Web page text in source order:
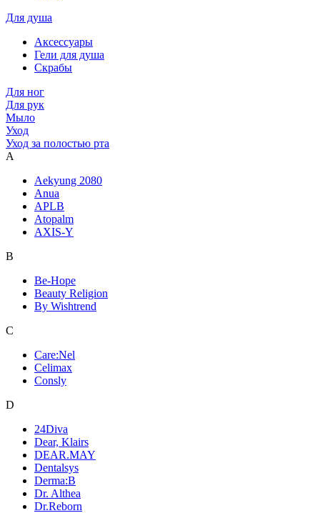
Для душа
Аксессуары
Гели для душа
Скрабы
Для ног
Для рук
Мыло
Уход
Уход за полостью рта
A
Aekyung 2080
Anua
APLB
Atopalm
AXIS-Y
B
Be-Hope
Beauty Religion
By Wishtrend
C
Care:Nel
Celimax
Consly
D
24Diva
Dear, Klairs
DEAR.MAY
Dentalsys
Derma:B
Dr. Althea
Dr.Reborn